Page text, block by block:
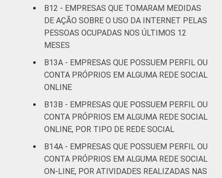
mais detalhes, veja a Nota:
https://cetic.br/noticia/correcao-das-
tabelas-de-resultados-da-pesquisa-tic-
empresas-2017
B12 - EMPRESAS QUE TOMARAM MEDIDAS
DE AÇÃO SOBRE O USO DA INTERNET PELAS
PESSOAS OCUPADAS NOS ÚLTIMOS 12
MESES
B13A - EMPRESAS QUE POSSUEM PERFIL OU
CONTA PRÓPRIOS EM ALGUMA REDE SOCIAL
ONLINE
B13B - EMPRESAS QUE POSSUEM PERFIL OU
CONTA PRÓPRIOS EM ALGUMA REDE SOCIAL
ONLINE, POR TIPO DE REDE SOCIAL
B14A - EMPRESAS QUE POSSUEM PERFIL OU
CONTA PRÓPRIOS EM ALGUMA REDE SOCIAL
ON-LINE, POR ATIVIDADES REALIZADAS NAS